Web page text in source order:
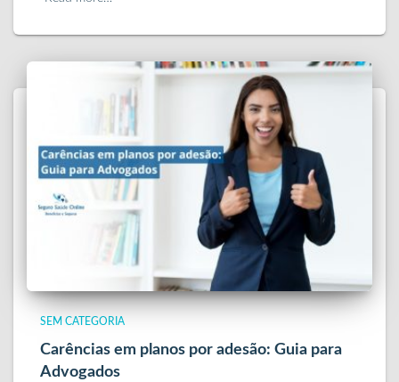
SEM CATEGORIA
Carências em planos por adesão: Guia para
Advogados